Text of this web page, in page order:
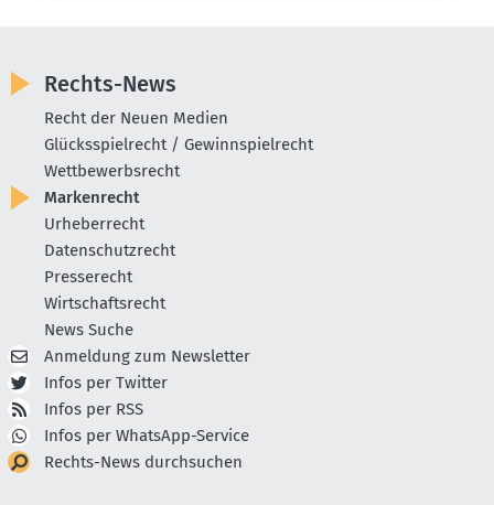
Rechts-News
Recht der Neuen Medien
Glücksspielrecht / Gewinnspielrecht
Wettbewerbsrecht
Markenrecht
Urheberrecht
Datenschutzrecht
Presserecht
Wirtschaftsrecht
News Suche
Anmeldung zum Newsletter
Infos per Twitter
Infos per RSS
Infos per WhatsApp-Service
Rechts-News durchsuchen